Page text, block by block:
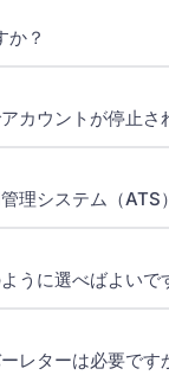
か？
カウントが停止さ
理システム（ATS
うに選べばよいで
レターは必要です